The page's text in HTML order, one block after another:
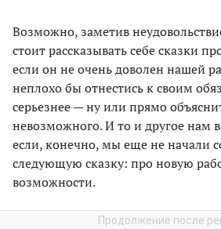
Возможно, заметив
стоит рассказывать себе сказки
если он не очень доволен нашей
неплохо бы отнестись к своим
серьезнее — ну или прямо
невозможного. И то и другое нам
если, конечно, мы еще не начали
следующую сказку: про новую
возможности.